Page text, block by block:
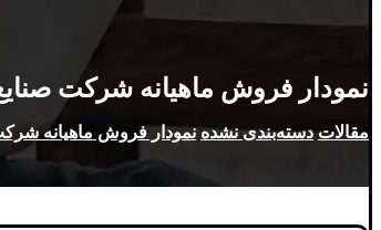
نمودار فروش ماهیانه شرکت
مقالات دسته‌بندی نشده نمودار فروش ماهیانه